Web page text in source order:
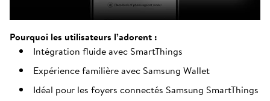
Pourquoi les utilisateurs l’adorent :
Intégration fluide avec SmartThings
Expérience familière avec Samsung Wallet
Idéal pour les foyers connectés Samsung SmartThings